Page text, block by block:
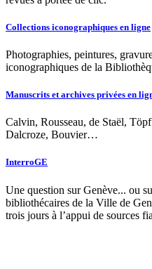
Collections iconographiques en ligne
Photographies, peintures,
iconographiques de la
Manuscrits et archives privées en
Calvin, Rousseau, de Staël,
Dalcroze, Bouvier…
InterroGE
Une question sur Genève... ou
bibliothécaires de la Ville de
trois jours à l’appui de sources